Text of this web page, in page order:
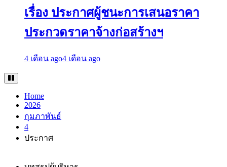
เรื่อง ประกาศผู้ชนะการเสนอราคา
ประกวดราคาจ้างก่อสร้างฯ
4 เดือน ago4 เดือน ago
Home
2026
กุมภาพันธ์
4
ประกาศ